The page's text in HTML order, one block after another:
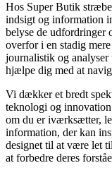
Hos Super Butik
indsigt og information
belyse de udfordringer
overfor i en stadig
journalistik og
hjælpe dig med at
Vi dækker et bredt
teknologi og
om du er iværksætter,
information, der kan
designet til at være let
at forbedre deres